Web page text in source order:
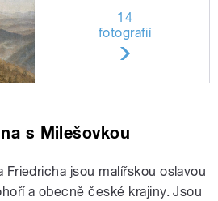
14
fotografií
s Milešovkou
Friedricha jsou malířskou oslavou
a obecně české krajiny. Jsou